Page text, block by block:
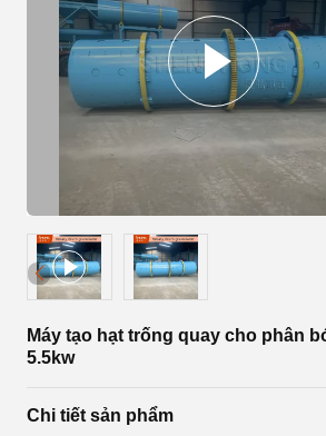
Máy tạo hạt trống quay cho phân
5.5kw
Chi tiết sản phẩm